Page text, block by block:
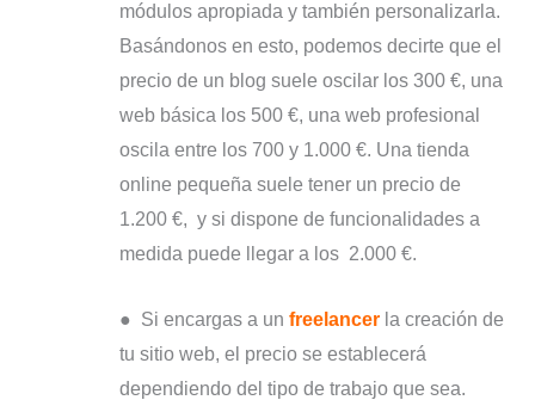
módulos apropiada y también personalizarla.
Basándonos en esto, podemos decirte que el
precio de un blog suele oscilar los 300 €, una
web básica los 500 €, una web profesional
oscila entre los 700 y 1.000 €. Una tienda
online pequeña suele tener un precio de
1.200 €, y si dispone de funcionalidades a
medida puede llegar a los 2.000 €.
● Si encargas a un freelancer la creación de
tu sitio web, el precio se establecerá
dependiendo del tipo de trabajo que sea.